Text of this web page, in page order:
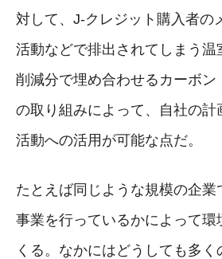
対して、J-クレジット購入者の
活動などで排出されてしまう温
削減分で埋め合わせるカーボン
の取り組みによって、自社の計
活動への活用が可能な点だ。
たとえば同じような規模の企業
事業を行っているかによって環
くる。なかにはどうしても多く